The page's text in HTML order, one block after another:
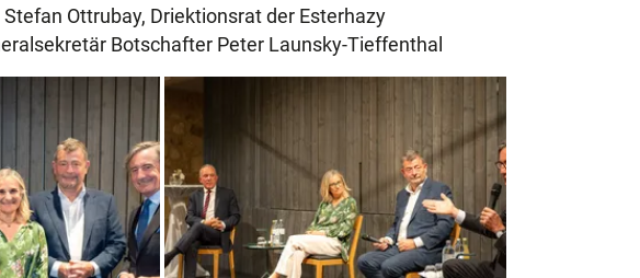
Ottrubay, Driektionsrat der Esterhazy
Botschafter Peter Launsky-Tieffenthal